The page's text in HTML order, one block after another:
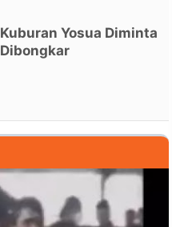
Kuburan Yosua Diminta
Dibongkar